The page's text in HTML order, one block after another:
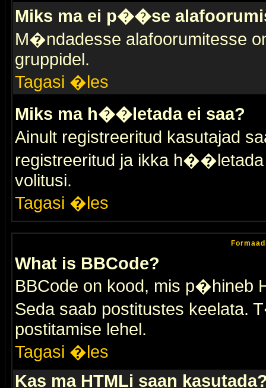
Miks ma ei p��se
M�ndadesse alafoorumitesse
gruppidel.
Tagasi �les
Miks ma h��letada ei saa?
Ainult registreeritud kasutajad
registreeritud ja ikka h��letada
volitusi.
Tagasi �les
What is BBCode?
BBCode on kood, mis p�hineb
Seda saab postitustes keelata.
postitamise lehel.
Tagasi �les
Kas ma HTMLi saan